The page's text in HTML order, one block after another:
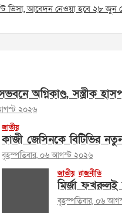
ভিসা, আবেদন নেওয়া হবে ২৮ জুন
অগ্নিকাণ্ড, সস্ত্রীক
২০২৬
জাতীয়
কাজী জেসিনকে বিটিভির
বৃহস্পতিবার, ০৬ আগস্ট ২০২৬
জাতীয় রাজনীতি
মির্জা ফখরুলই
বৃহস্পতিবার, ০৬